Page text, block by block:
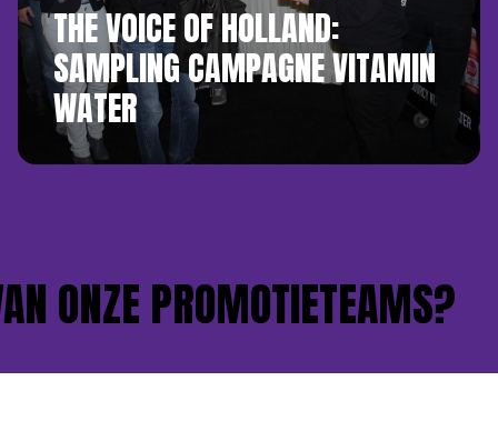
THE VOICE OF HOLLAND:
SAMPLING CAMPAGNE VITAMIN
WATER
PROMOTIETEAMS?